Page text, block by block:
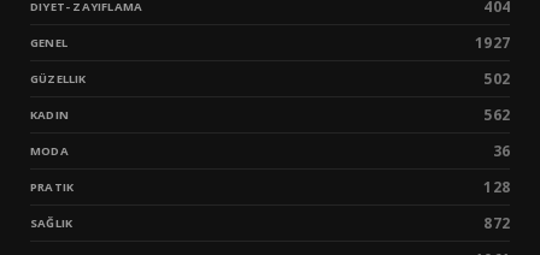
DIYET- ZAYIFLAMA 404
GENEL 1927
GÜZELLIK 502
KADIN 562
MODA 36
PRATIK 128
SAĞLIK 872